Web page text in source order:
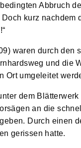
Abbruch
kurz
waren durch
und
Ort umgeleitet
dem
an die
Durch einen
gerissen hatte.